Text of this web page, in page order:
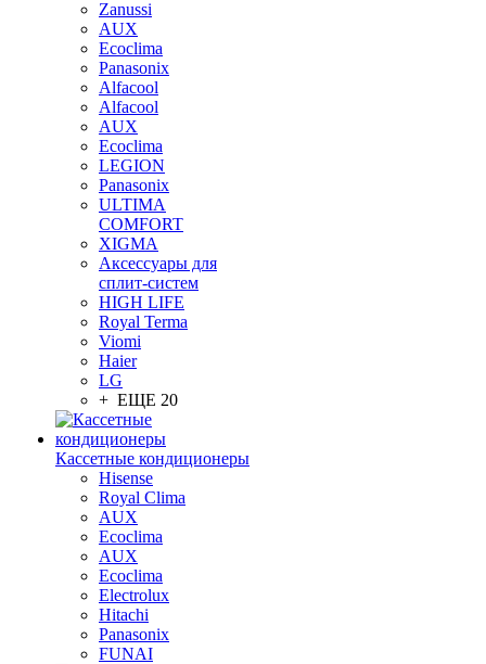
Zanussi
AUX
Ecoclima
Panasonix
Alfacool
Alfacool
AUX
Ecoclima
LEGION
Panasonix
ULTIMA
COMFORT
XIGMA
Аксессуары для
сплит-систем
HIGH LIFE
Royal Terma
Viomi
Haier
LG
+ ЕЩЕ 20
Кассетные кондиционеры
Hisense
Royal Clima
AUX
Ecoclima
AUX
Ecoclima
Electrolux
Hitachi
Panasonix
FUNAI